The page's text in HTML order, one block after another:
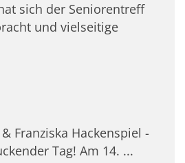
sich der Seniorentreff
und vielseitige
Franziska Hackenspiel -
Tag! Am 14. ...